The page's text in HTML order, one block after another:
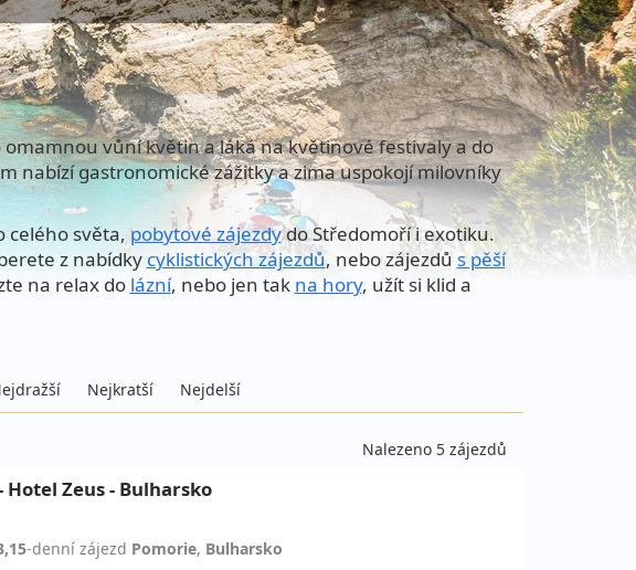
vůní květin a láká na květinové festivaly a do
nabízí gastronomické zážitky a zima uspokojí milovníky
celého světa,pobytové zájezdydo Středomoří i exotiku.
z nabídky cyklistických zájezdů, nebo zájezdů s pěší
na relax do lázní, nebo jen tak na hory, užít si klid a
Nejkratší Nejdelší
Nalezeno 5 zájezdů
Hotel Zeus - Bulharsko
-dennízájezd Pomorie, Bulharsko